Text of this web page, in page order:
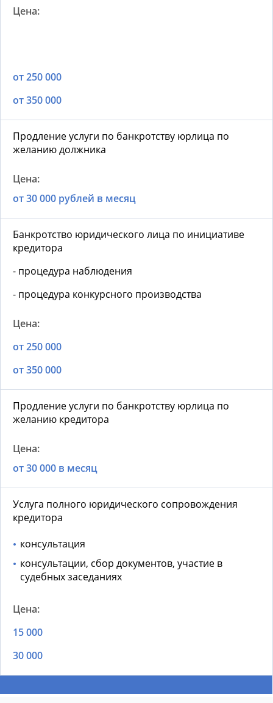
от 250 000
от 350 000
Продление услуги по банкротству юрлица по
желанию должника
от 30 000 рублей в месяц
Банкротство юридического лица по инициативе
кредитора
- процедура наблюдения
- процедура конкурсного производства
от 250 000
от 350 000
Продление услуги по банкротству юрлица по
желанию кредитора
от 30 000 в месяц
Услуга полного юридического сопровождения
кредитора
консультация
консультации, сбор документов, участие в
судебных заседаниях
15 000
30 000